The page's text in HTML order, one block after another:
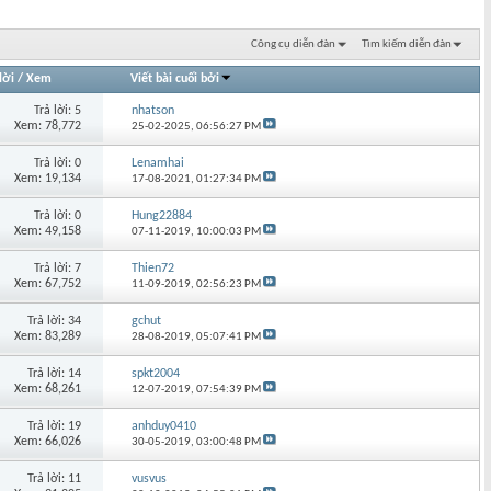
Công cụ diễn đàn Tìm kiếm diễn đàn
/ Xem Viết bài cuối bởi
Trả lời: 5
Xem: 78,772
nhatson
25-02-2025,06:56:27 PM
Trả lời: 0
Xem: 19,134
Lenamhai
17-08-2021,01:27:34 PM
Trả lời: 0
Xem: 49,158
Hung22884
07-11-2019, 10:00:03 PM
Trả lời: 7
Xem: 67,752
Thien72
11-09-2019,02:56:23 PM
Trả lời: 34
Xem: 83,289
gchut
28-08-2019,05:07:41 PM
Trả lời: 14
Xem: 68,261
spkt2004
12-07-2019,07:54:39 PM
Trả lời: 19
Xem: 66,026
anhduy0410
30-05-2019,03:00:48 PM
Trả lời: 11
vusvus